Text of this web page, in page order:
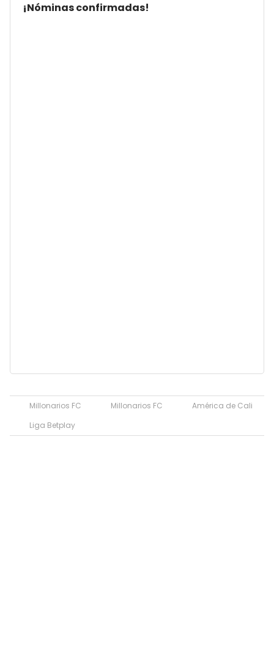
¡Nóminas confirmadas!
Millonarios FC Millonarios FC
América de Cali
Liga Betplay